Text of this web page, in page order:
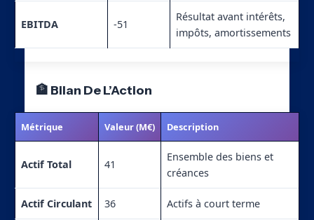
EBITDA -51
Résultat avant intérêts,
impôts, amortissements
🏦 Bilan De L’Action
Métrique Valeur (M€) Description
Actif Total 41
Ensemble des biens et
créances
Actif Circulant 36 Actifs à court terme